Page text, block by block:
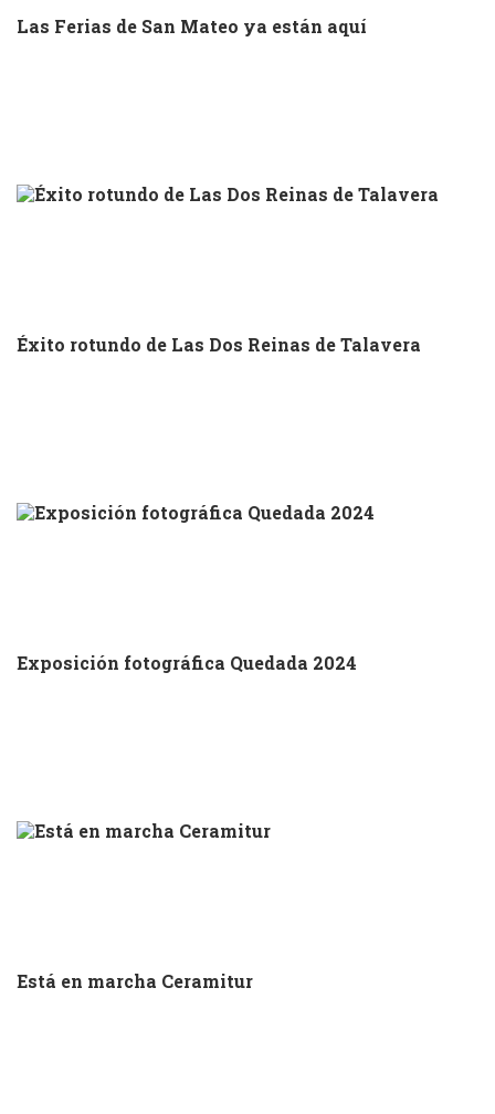
Las Ferias de San Mateo ya están aquí
Éxito rotundo de Las Dos Reinas de Talavera
Exposición fotográfica Quedada 2024
Está en marcha Ceramitur